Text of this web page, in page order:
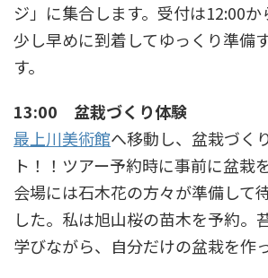
ジ」に集合します。受付は12:00か
少し早めに到着してゆっくり準備
す。
13:00 盆栽づくり体験
最上川美術館へ移動し、盆栽づく
ト！！ツアー予約時に事前に盆栽
会場には石木花の方々が準備して
した。私は旭山桜の苗木を予約。
学びながら、自分だけの盆栽を作